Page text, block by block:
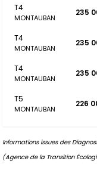
T4
MONTAUBAN
235
T4
MONTAUBAN
235
T4
MONTAUBAN
235
T5
MONTAUBAN
226
Informations issues des
(Agence de la Transition